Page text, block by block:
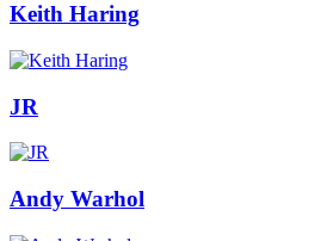
Keith Haring
JR
Andy Warhol